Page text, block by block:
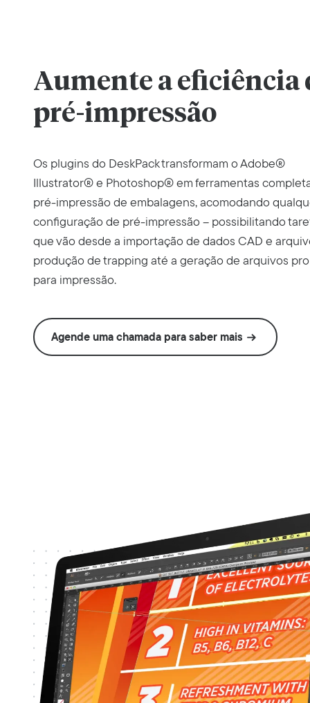
Aumente a eficiência
pré-impressão
Os plugins do DeskPack transformam o Adobe®
Illustrator® e Photoshop® em ferramentas
pré-impressão de embalagens, acomodando
configuração de pré-impressão – possibilitando
que vão desde a importação de dados CAD e
produção de trapping até a geração de arquivos
para impressão.
Agende uma chamada para saber mais